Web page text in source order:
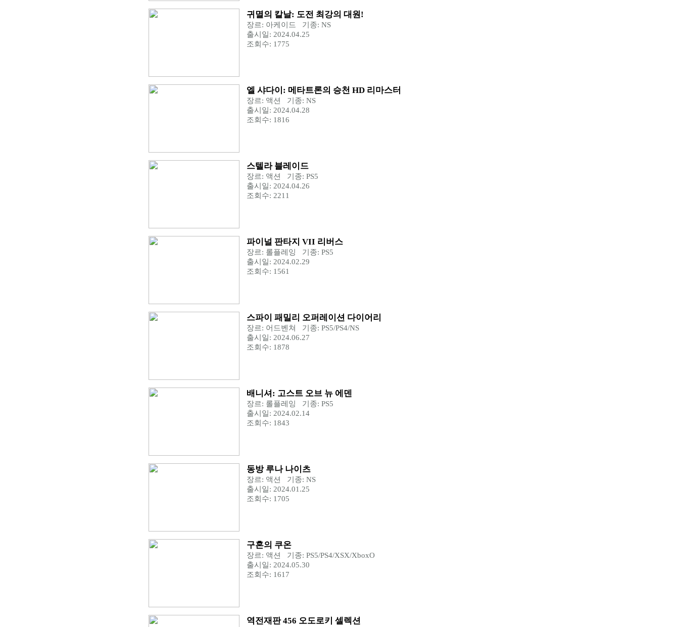
귀멸의 칼날: 도전 최강의 대원!
장르: 아케이드 기종: NS
출시일: 2024.04.25
조회수: 1775
엘 샤다이: 메타트론의 승천 HD 리마스터
장르: 액션 기종: NS
출시일: 2024.04.28
조회수: 1816
스텔라 블레이드
장르: 액션 기종: PS5
출시일: 2024.04.26
조회수: 2211
파이널 판타지 VII 리버스
장르: 롤플레잉 기종: PS5
출시일: 2024.02.29
조회수: 1561
스파이 패밀리 오퍼레이션 다이어리
장르: 어드벤쳐 기종: PS5/PS4/NS
출시일: 2024.06.27
조회수: 1878
배니셔: 고스트 오브 뉴 에덴
장르: 롤플레잉 기종: PS5
출시일: 2024.02.14
조회수: 1843
동방 루나 나이츠
장르: 액션 기종: NS
출시일: 2024.01.25
조회수: 1705
구혼의 쿠온
장르: 액션 기종: PS5/PS4/XSX/XboxO
출시일: 2024.05.30
조회수: 1617
역전재판 456 오도로키 셀렉션